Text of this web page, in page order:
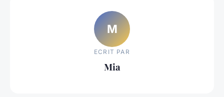
M
ECRIT PAR
Mia